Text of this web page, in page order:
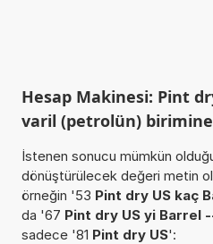
Hesap Makinesi: Pint
varil (petrolün)
İstenen sonucu mümkün
dönüştürülecek değeri metin
örneğin '53 Pint dry US kaç
da '67 Pint dry US yi Barrel
sadece '81 Pint dry US':